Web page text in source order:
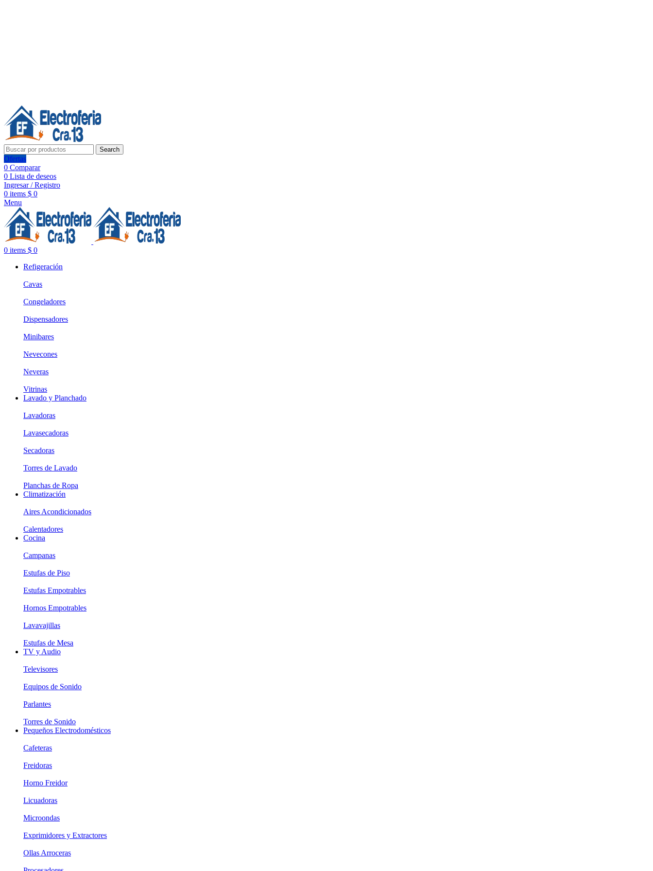
Search
Ofertas
0 Comparar
0 Lista de deseos
Ingresar / Registro
0 items $ 0
Menu
0 items $ 0
Refigeración
Cavas
Congeladores
Dispensadores
Minibares
Nevecones
Neveras
Vitrinas
Lavado y Planchado
Lavadoras
Lavasecadoras
Secadoras
Torres de Lavado
Planchas de Ropa
Climatización
Aires Acondicionados
Calentadores
Cocina
Campanas
Estufas de Piso
Estufas Empotrables
Hornos Empotrables
Lavavajillas
Estufas de Mesa
TV y Audio
Televisores
Equipos de Sonido
Parlantes
Torres de Sonido
Pequeños Electrodomésticos
Cafeteras
Freidoras
Horno Freidor
Licuadoras
Microondas
Exprimidores y Extractores
Ollas Arroceras